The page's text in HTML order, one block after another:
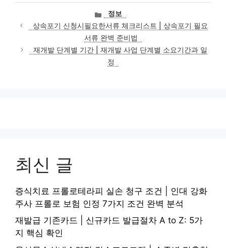
카
테
고
리
정보
상속포기 신청시필요한서류 체크리스트 | 상속포기 필요
서류 완벽 준비법
재개발 단계별 기간 | 재개발 사업 단계별 소요기간과 일
정
최신 글
증식치료 프롤로테라피 실손 청구 조건 | 인대 강화
주사 프롤로 보험 인정 7가지 조건 완벽 분석
재발급 기존카드 | 신규카드 발급절차 A to Z: 5가
지 핵심 확인